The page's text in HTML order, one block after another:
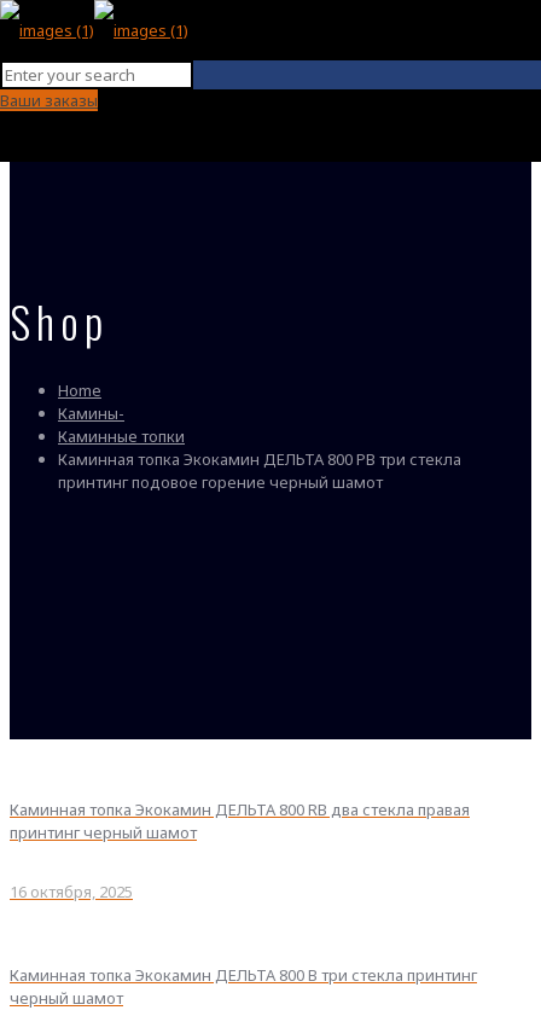
Ваши заказы
Shop
Home
Камины-
Каминные топки
Каминная топка Экокамин ДЕЛЬТА 800 PВ три стекла
принтинг подовое горение черный шамот
Каминная топка Экокамин ДЕЛЬТА 800 RB два стекла правая
принтинг черный шамот
16 октября, 2025
Каминная топка Экокамин ДЕЛЬТА 800 B три стекла принтинг
черный шамот